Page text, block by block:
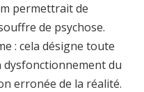
permettrait de
de psychose.
: cela désigne toute
dysfonctionnement du
erronée de la réalité.